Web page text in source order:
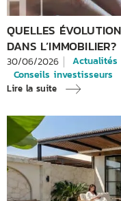
QUELLES
DANS L’IMMOBILIER?
30/06/2026
Actualités
Conseils investisseurs
Lire la suite